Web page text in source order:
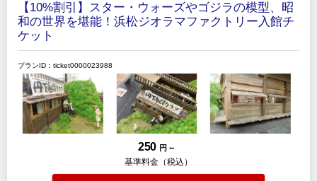
【10%割引】スター・ウォーズやゴジラの模型、昭
和の世界を堪能！浜松ジオラマファクトリー入館チ
ケット
プランID：ticket0000023988
250 円 ～
基準料金（税込）